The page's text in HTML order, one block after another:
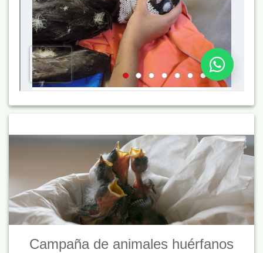
Campaña de animales huérfanos